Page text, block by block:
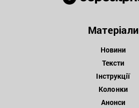
Матеріали
Новини
Тексти
Інструкції
Колонки
Анонси